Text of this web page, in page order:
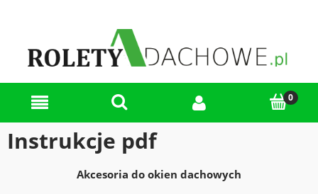
Instrukcje pdf
Akcesoria do okien dachowych